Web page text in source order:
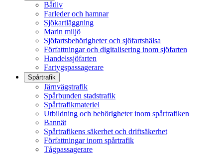
Båtliv
Farleder och hamnar
Sjökartläggning
Marin miljö
Sjöfartsbehörigheter och sjöfartshälsa
Författningar och digitalisering inom sjöfarten
Handelssjöfarten
Fartygspassagerare
Spårtrafik
Järnvägstrafik
Spårbunden stadstrafik
Spårtrafikmateriel
Utbildning och behörigheter inom spårtrafiken
Bannät
Spårtrafikens säkerhet och driftsäkerhet
Författningar inom spårtrafik
Tågpassagerare